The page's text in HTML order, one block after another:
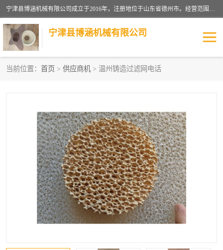
宁津县博涵机械有限公司成立于2016年，注册地位于山东省德州市。经营范围包括：机械设备研发、生产及销售，铸造用造型材料生产、销售，玻璃纤维及制品制造、销售，汽车零配件零售，机械零件、零部件加工，机械零件、零部件销售等；主要产品有：纤维过滤网,陶瓷过滤器,泡沫陶瓷过滤器,耐高温纤维过滤器,铸铁过滤器,铸铜过滤网,铸铝过滤网,铝轮毂过滤网,高效过滤网,高效陶瓷过滤网,高效纤维过滤网。
宁津县博涵机械有限公司
当前位置： 首页 > 供应商机 > 温州铸造过滤网电话
纤维网 挡渣棉
挡渣网 避脏网